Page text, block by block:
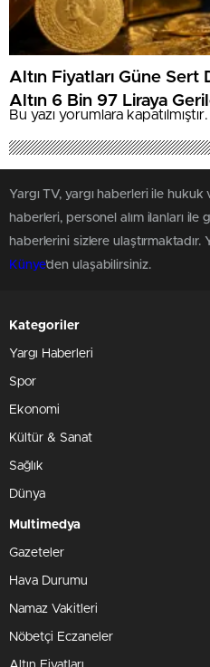
Altın Fiyatları Güne Sert
Altın 6 Bin 97 Liraya
Bu yazı yorumlara kapatılmıştır.
Yargı TV, yargı haberleri ile
haberleri, personel alım ilanları
haberlerini sizlere ulaştırmaktadır.
Künye'den ulaşabilirsiniz.
Kategoriler
Yargı Haberleri
Spor
Ekonomi
Kültür & Sanat
Sağlık
Dünya
Multimedya
Gazeteler
Hava Durumu
Namaz Vakitleri
Nöbetçi Eczaneler